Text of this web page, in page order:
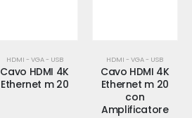
HDMI - VGA - USB
Cavo HDMI 4K
Ethernet m 20
HDMI - VGA - USB
Cavo HDMI 4K
Ethernet m 20
con
Amplificatore